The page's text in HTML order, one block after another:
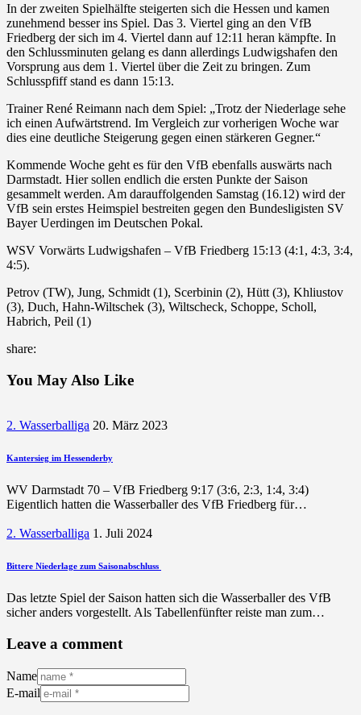
In der zweiten Spielhälfte steigerten sich die Hessen und kamen
zunehmend besser ins Spiel. Das 3. Viertel ging an den VfB
Friedberg der sich im 4. Viertel dann auf 12:11 heran kämpfte. In
den Schlussminuten gelang es dann allerdings Ludwigshafen den
Vorsprung aus dem 1. Viertel über die Zeit zu bringen. Zum
Schlusspfiff stand es dann 15:13.
Trainer René Reimann nach dem Spiel: „Trotz der Niederlage sehe
ich einen Aufwärtstrend. Im Vergleich zur vorherigen Woche war
dies eine deutliche Steigerung gegen einen stärkeren Gegner.“
Kommende Woche geht es für den VfB ebenfalls auswärts nach
Darmstadt. Hier sollen endlich die ersten Punkte der Saison
gesammelt werden. Am darauffolgenden Samstag (16.12) wird der
VfB sein erstes Heimspiel bestreiten gegen den Bundesligisten SV
Bayer Uerdingen im Deutschen Pokal.
WSV Vorwärts Ludwigshafen – VfB Friedberg 15:13 (4:1, 4:3, 3:4,
4:5).
Petrov (TW), Jung, Schmidt (1), Scerbinin (2), Hütt (3), Khliustov
(3), Duch, Hahn-Wiltschek (3), Wiltscheck, Schoppe, Scholl,
Habrich, Peil (1)
share:
You May Also Like
2. Wasserballiga 20. März 2023
Kantersieg im Hessenderby
WV Darmstadt 70 – VfB Friedberg 9:17 (3:6, 2:3, 1:4, 3:4)
Eigentlich hatten die Wasserballer des VfB Friedberg für…
2. Wasserballiga 1. Juli 2024
Bittere Niederlage zum Saisonabschluss
Das letzte Spiel der Saison hatten sich die Wasserballer des VfB
sicher anders vorgestellt. Als Tabellenfünfter reiste man zum…
Leave a comment
Name
E-mail